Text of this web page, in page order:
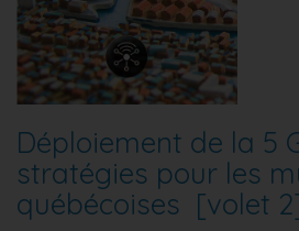
Déploiement de la 5
stratégies pour les
québécoises [volet